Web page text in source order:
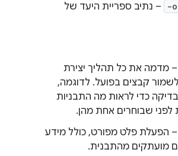
-
– נתיב ספריית היעד של
– מדמה את כל תהליך יצירת
קבצים בפועל. לדוגמה,
כדי לראות מה התבניות
לפני שבוחרים אחת מהן.
– הפעלת פלט מפורט, כולל מידע
מועתקים מהתבנית.